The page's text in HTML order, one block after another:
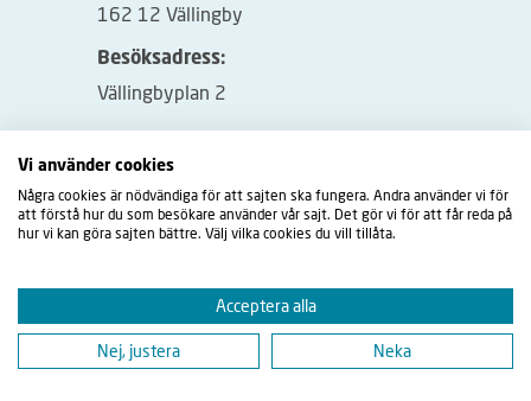
162 12 Vällingby
Besöksadress:
Vällingbyplan 2
Vi använder cookies
Några cookies är nödvändiga för att sajten ska fungera. Andra använder vi för
att förstå hur du som besökare använder vår sajt. Det gör vi för att får reda på
hur vi kan göra sajten bättre. Välj vilka cookies du vill tillåta.
Acceptera alla
Nej, justera Neka